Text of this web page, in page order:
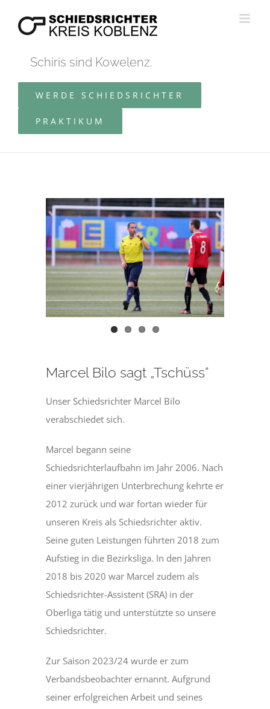
Inhalt
Schiris sind Kowelenz.
WERDE SCHIEDSRICHTER
PRAKTIKUM
Zeige
grösseres
Bild
Marcel Bilo sagt „Tschüss“
Unser Schiedsrichter Marcel Bilo
verabschiedet sich.
Marcel begann seine
Schiedsrichterlaufbahn im Jahr 2006. Nach
einer vierjährigen Unterbrechung kehrte er
2012 zurück und war fortan wieder für
unseren Kreis als Schiedsrichter aktiv.
Seine guten Leistungen führten 2018 zum
Aufstieg in die Bezirksliga. In den Jahren
2018 bis 2020 war Marcel zudem als
Schiedsrichter-Assistent (SRA) in der
Oberliga tätig und unterstützte so unsere
Schiedsrichter.
Zur Saison 2023/24 wurde er zum
Verbandsbeobachter ernannt. Aufgrund
seiner erfolgreichen Arbeit und seines